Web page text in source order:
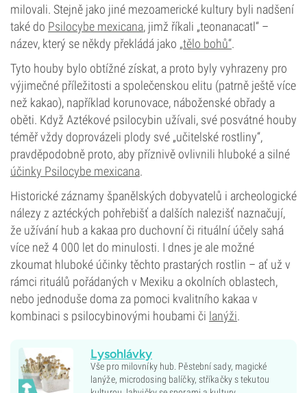
milovali. Stejně jako jiné mezoamerické kultury byli nadšení
také do Psilocybe mexicana, jimž říkali „teonanacatl“ –
název, který se někdy překládá jako „tělo bohů“.
Tyto houby bylo obtížné získat, a proto byly vyhrazeny pro
výjimečné příležitosti a společenskou elitu (patrně ještě více
než kakao), například korunovace, náboženské obřady a
oběti. Když Aztékové psilocybin užívali, své posvátné houby
téměř vždy doprovázeli plody své „učitelské rostliny“,
pravděpodobně proto, aby příznivě ovlivnili hluboké a silné
účinky Psilocybe mexicana.
Historické záznamy španělských dobyvatelů i archeologické
nálezy z aztéckých pohřebišť a dalších nalezišť naznačují,
že užívání hub a kakaa pro duchovní či rituální účely sahá
více než 4 000 let do minulosti. I dnes je ale možné
zkoumat hluboké účinky těchto prastarých rostlin – ať už v
rámci rituálů pořádaných v Mexiku a okolních oblastech,
nebo jednoduše doma za pomoci kvalitního kakaa v
kombinaci s psilocybinovými houbami či lanýži.
Lysohlávky
Vše pro milovníky hub. Pěstební sady, magické
lanýže, microdosing balíčky, stříkačky s tekutou